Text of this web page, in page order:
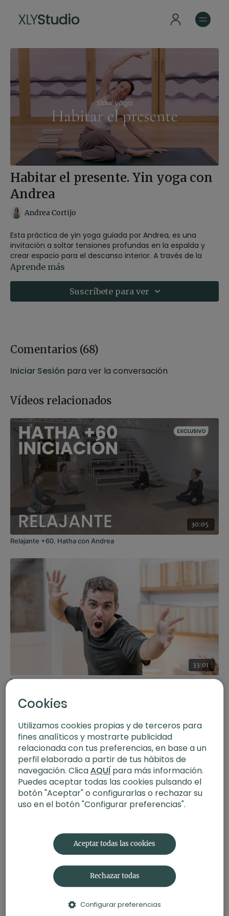
Habitar el presente. Yin yoga con
Andrea
Andrea Cortijo
Esta práctica de yin yoga guiada por Andrea, es una
invitación a soltar tensiones profundas en la espalda y
crear espacio para el descanso interior. A través de la
quietud y la respiración consciente, cultivaremos la
forma natural, sin esfuerzo ni juicio.
cuerpo con presencia, entregándonos a la experiencia tal
Una clase ideal para equilibrar cuerpo y mente, liberar la
también ocurre la transformación.
Estilo: yin yoga
Profesor: Andrea Cortijo
Duración: 45 minutos
Nivel
: multinivel
Intensidad: 1 (pasiva)
Material: bolster, cinturón, bloque
Enfoque
Propósito
: Manifiesta tu dirección
Fecha: 6 de noviembre 2025
Contenido relacionado
Flexiones. Yin yoga con Agus
Aprende más
Suscríbete para ver
Comentarios (68)
Iniciar Sesión para ver la conversación
Vídeos relacionados
30:05
Relajante +60. Hatha con Andrea
33:01
Risoterapia. Taller con Alberto Jiménez
Cookies
Utilizamos cookies propias y de terceros para
fines analíticos y mostrarte publicidad
relacionada con tus preferencias, en base a un
perfil elaborado a partir de tus hábitos de
navegación. ClicaAQUÍpara más información.
Puedes aceptar todas las cookies pulsando el
botón "Aceptar" o configurarlas o rechazar su
uso en el botón "Configurar preferencias".
Aceptar todas las cookies
Rechazar todas
Configurar preferencias